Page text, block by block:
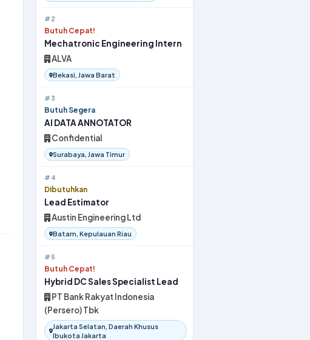
#2
Butuh Cepat!
Mechatronic Engineering Intern
ALVA
Bekasi, Jawa Barat
#3
Butuh Segera
AI DATA ANNOTATOR
Confidential
Surabaya, Jawa Timur
#4
Dibutuhkan
Lead Estimator
Austin Engineering Ltd
Batam, Kepulauan Riau
#5
Butuh Cepat!
Hybrid DC Sales Specialist Lead
PT Bank Rakyat Indonesia
(Persero) Tbk
Jakarta Selatan, Daerah Khusus
Ibukota Jakarta